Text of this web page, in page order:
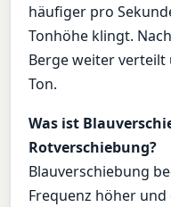
häufiger pro
Tonhöhe klingt.
Berge weiter verteilt
Ton.
Was ist
Rotverschiebung?
Blauverschiebung
Frequenz höher